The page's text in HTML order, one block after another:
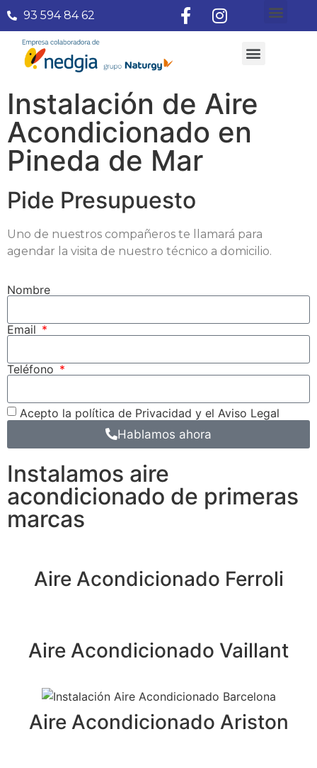
93 594 84 62
Instalación de Aire
Acondicionado en
Pineda de Mar
Pide Presupuesto
Uno de nuestros compañeros te llamará para
agendar la visita de nuestro técnico a domicilio.
Nombre
Email
Teléfono
Acepto la política de Privacidad y el Aviso Legal
Hablamos ahora
Instalamos aire
acondicionado de primeras
marcas
Aire Acondicionado Ferroli
Aire Acondicionado Vaillant
Aire Acondicionado Ariston